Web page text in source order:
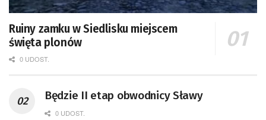
Ruiny zamku w Siedlisku miejscem
święta plonów
0 UDOST.
Będzie II etap obwodnicy Sławy
0 UDOST.